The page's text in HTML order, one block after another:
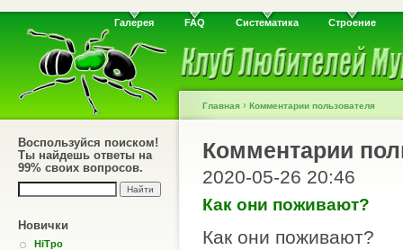
Галерея FAQ Систематика Строение
Воспользуйся поиском!
Ты найдешь ответы на
99% своих вопросов.
Новички
HiTpo
Главная › Комментарии пользователя
Комментарии
2020-05-26 20:46
Как они поживают?
Как они поживают?